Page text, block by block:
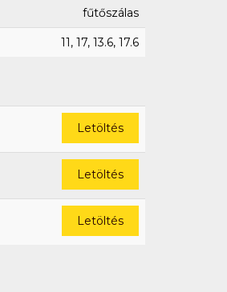
fűtőszálas
11, 17, 13.6, 17.6
Letöltés
Letöltés
Letöltés